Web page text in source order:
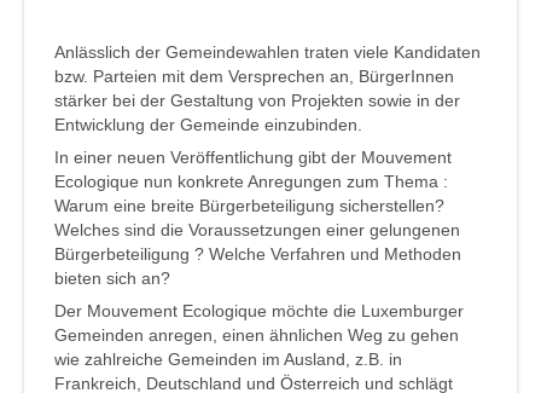
Anlässlich der Gemeindewahlen traten viele Kandidaten
bzw. Parteien mit dem Versprechen an, BürgerInnen
stärker bei der Gestaltung von Projekten sowie in der
Entwicklung der Gemeinde einzubinden.
In einer neuen Veröffentlichung gibt der Mouvement
Ecologique nun konkrete Anregungen zum Thema :
Warum eine breite Bürgerbeteiligung sicherstellen?
Welches sind die Voraussetzungen einer gelungenen
Bürgerbeteiligung ? Welche Verfahren und Methoden
bieten sich an?
Der Mouvement Ecologique möchte die Luxemburger
Gemeinden anregen, einen ähnlichen Weg zu gehen
wie zahlreiche Gemeinden im Ausland, z.B. in
Frankreich, Deutschland und Österreich und schlägt